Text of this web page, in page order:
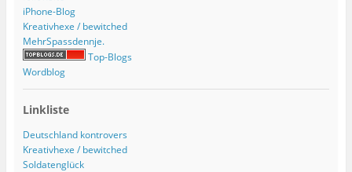
iPhone-Blog
Kreativhexe / bewitched
MehrSpassdennje.
Top-Blogs
Wordblog
Linkliste
Deutschland kontrovers
Kreativhexe / bewitched
Soldatenglück